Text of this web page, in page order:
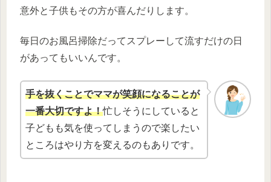
意外と子供もその方が喜んだりします。
毎日のお風呂掃除だってスプレーして流すだけの日
があってもいいんです。
手を抜くことでママが笑顔になることが
一番大切ですよ！忙しそうにしていると
子どもも気を使ってしまうので楽したい
ところはやり方を変えるのもありです。